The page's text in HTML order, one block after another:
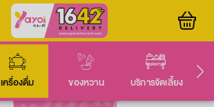
เครื่องดื่ม ของหวาน บริการจัดเลี้ยง